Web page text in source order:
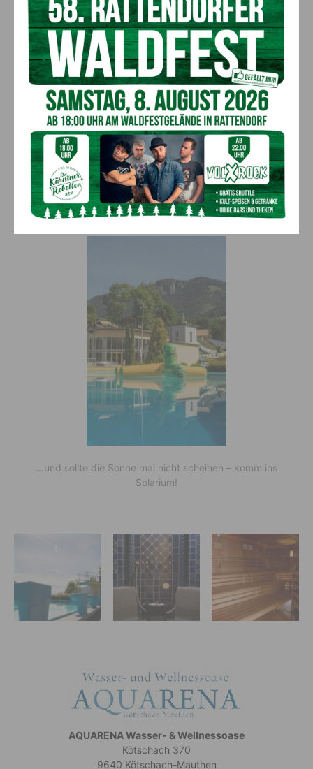
…und sollte die Sonne mal nicht scheinen – komm ins
Solarium!
AQUARENA Wasser- & Wellnessoase
Kötschach 370
9640 Kötschach-Mauthen